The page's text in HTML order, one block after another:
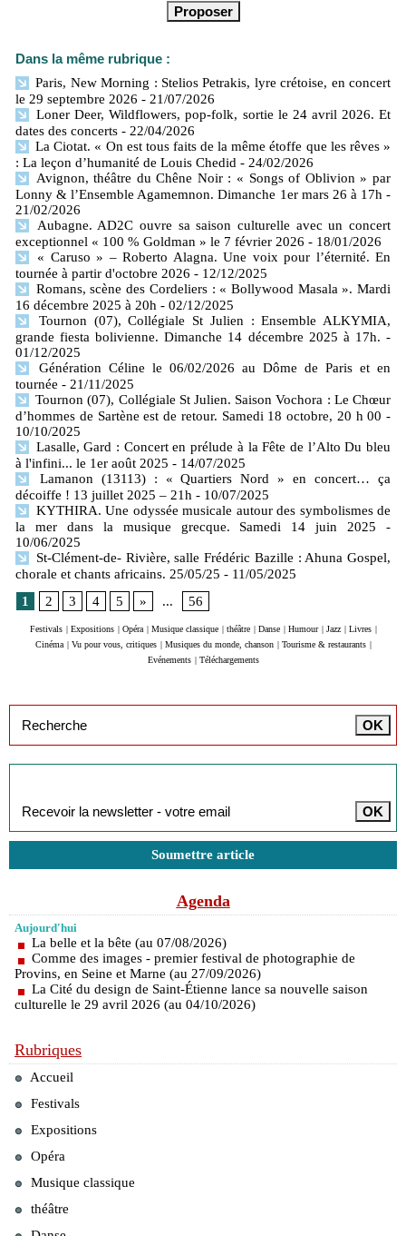
Dans la même rubrique :
Paris, New Morning : Stelios Petrakis, lyre crétoise, en concert
le 29 septembre 2026 - 21/07/2026
Loner Deer, Wildflowers, pop-folk, sortie le 24 avril 2026. Et
dates des concerts - 22/04/2026
La Ciotat. « On est tous faits de la même étoffe que les rêves »
: La leçon d’humanité de Louis Chedid - 24/02/2026
Avignon, théâtre du Chêne Noir : « Songs of Oblivion » par
Lonny & l’Ensemble Agamemnon. Dimanche 1er mars 26 à 17h -
21/02/2026
Aubagne. AD2C ouvre sa saison culturelle avec un concert
exceptionnel « 100 % Goldman » le 7 février 2026 - 18/01/2026
« Caruso » – Roberto Alagna. Une voix pour l’éternité. En
tournée à partir d'octobre 2026 - 12/12/2025
Romans, scène des Cordeliers : « Bollywood Masala ». Mardi
16 décembre 2025 à 20h - 02/12/2025
Tournon (07), Collégiale St Julien : Ensemble ALKYMIA,
grande fiesta bolivienne. Dimanche 14 décembre 2025 à 17h. -
01/12/2025
Génération Céline le 06/02/2026 au Dôme de Paris et en
tournée - 21/11/2025
Tournon (07), Collégiale St Julien. Saison Vochora : Le Chœur
d’hommes de Sartène est de retour. Samedi 18 octobre, 20 h 00 -
10/10/2025
Lasalle, Gard : Concert en prélude à la Fête de l’Alto Du bleu
à l'infini... le 1er août 2025 - 14/07/2025
Lamanon (13113) : « Quartiers Nord » en concert… ça
décoiffe ! 13 juillet 2025 – 21h - 10/07/2025
KYTHIRA. Une odyssée musicale autour des symbolismes de
la mer dans la musique grecque. Samedi 14 juin 2025
-
10/06/2025
St-Clément-de- Rivière, salle Frédéric Bazille : Ahuna Gospel,
chorale et chants africains. 25/05/25 - 11/05/2025
1
2 3 4 5 » ... 56
Festivals Expositions Opéra Musique classique théâtre Danse Humour Jazz Livres
Cinéma
Vu pour vous, critiques Musiques du monde, chanson Tourisme & restaurants
Evénements
Téléchargements
Soumettre article
Agenda
Aujourd'hui
La belle et la bête (au 07/08/2026)
Comme des images - premier festival de photographie de
Provins, en Seine et Marne (au 27/09/2026)
La Cité du design de Saint-Étienne lance sa nouvelle saison
culturelle le 29 avril 2026 (au 04/10/2026)
Rubriques
Accueil
Festivals
Expositions
Opéra
Musique classique
théâtre